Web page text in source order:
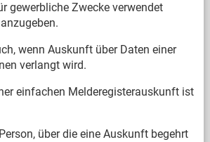
gewerbliche Zwecke verwendet
wenn Auskunft über Daten einer
verlangt wird.
einfachen Melderegisterauskunft ist
über die eine Auskunft begehrt